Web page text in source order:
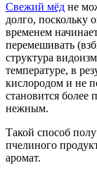
Свежий мёд не
долго, поскольку
временем
перемешивать
структура
температуре, в
кислородом и не
становится
нежным.
Такой способ
пчелиного
аромат.